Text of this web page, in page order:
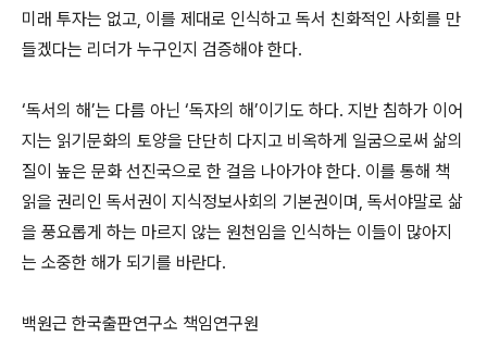
미래 투자는 없고, 이를 제대로 인식하고 독서 친화적인 사회를 만
들겠다는 리더가 누구인지 검증해야 한다.
‘독서의 해’는 다름 아닌 ‘독자의 해’이기도 하다. 지반 침하가 이어
지는 읽기문화의 토양을 단단히 다지고 비옥하게 일굼으로써 삶의
질이 높은 문화 선진국으로 한 걸음 나아가야 한다. 이를 통해 책
읽을 권리인 독서권이 지식정보사회의 기본권이며, 독서야말로 삶
을 풍요롭게 하는 마르지 않는 원천임을 인식하는 이들이 많아지
는 소중한 해가 되기를 바란다.
백원근 한국출판연구소 책임연구원